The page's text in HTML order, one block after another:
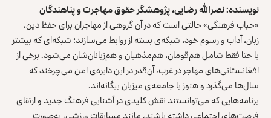
نویسنده: نصرالله رضایی، پژوهشگر حقوق مهاجرت و پناهندگان
«حباب فرهنگی» حالتی است که در آن گروهی از مهاجران برای حفظ دین،
زبان، آداب و رسوم خود، شبکه‌ی بسته از روابط می‌سازند؛ شبکه‌ای که بیشتر
یا حتا فقط شامل هم‌قومان، هم‌مذهبان و هم‌زبانان‌شان می‌شود. برخی از
افغانستانی‌های مهاجر در غرب، آن‌قدر در این دایره‌ی امن می‌چرخند که
سال‌ها می‌گذرد و هنوز با جامعه‌ی میزبان بیگانه‌اند.
برنامه‌هایی که می‌توانستند نقش کلیدی در آشنایی فرهنگ جدید و ارتقای